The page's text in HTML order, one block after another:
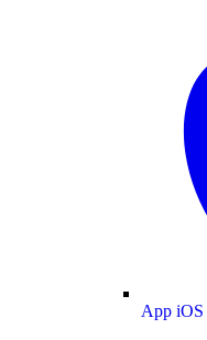
App iOS